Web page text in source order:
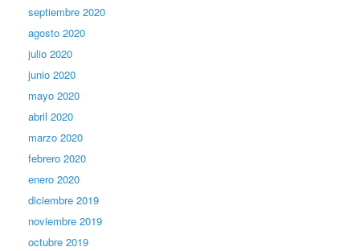
septiembre 2020
agosto 2020
julio 2020
junio 2020
mayo 2020
abril 2020
marzo 2020
febrero 2020
enero 2020
diciembre 2019
noviembre 2019
octubre 2019